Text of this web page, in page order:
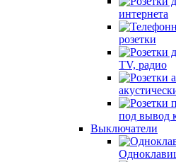
интернета
розетки
TV, радио
под вывод
Выключатели